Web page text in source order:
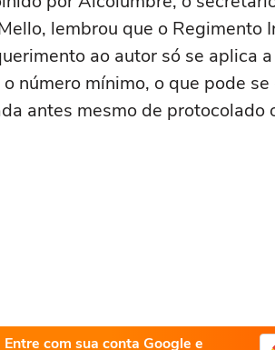
lembrou que o Regimento
ao autor só se aplica
número mínimo, o que pode
antes mesmo de protocolado
Entre com sua conta Google e